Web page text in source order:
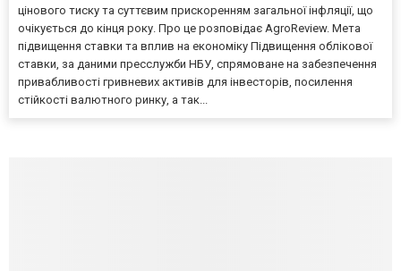
цінового тиску та суттєвим прискоренням загальної інфляції, що
очікується до кінця року. Про це розповідає AgroReview. Мета
підвищення ставки та вплив на економіку Підвищення облікової
ставки, за даними пресслужби НБУ, спрямоване на забезпечення
привабливості гривневих активів для інвесторів, посилення
стійкості валютного ринку, а так...